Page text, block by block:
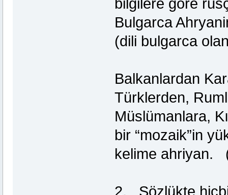
bilgilere göre
Bulgarca
(dili bulgarca
Balkanlardan
Türklerden,
Müslümanlara,
bir “mozaik”in
kelime ahriyan.
2. Sözlükte